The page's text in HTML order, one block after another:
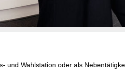
und Wahlstation oder als